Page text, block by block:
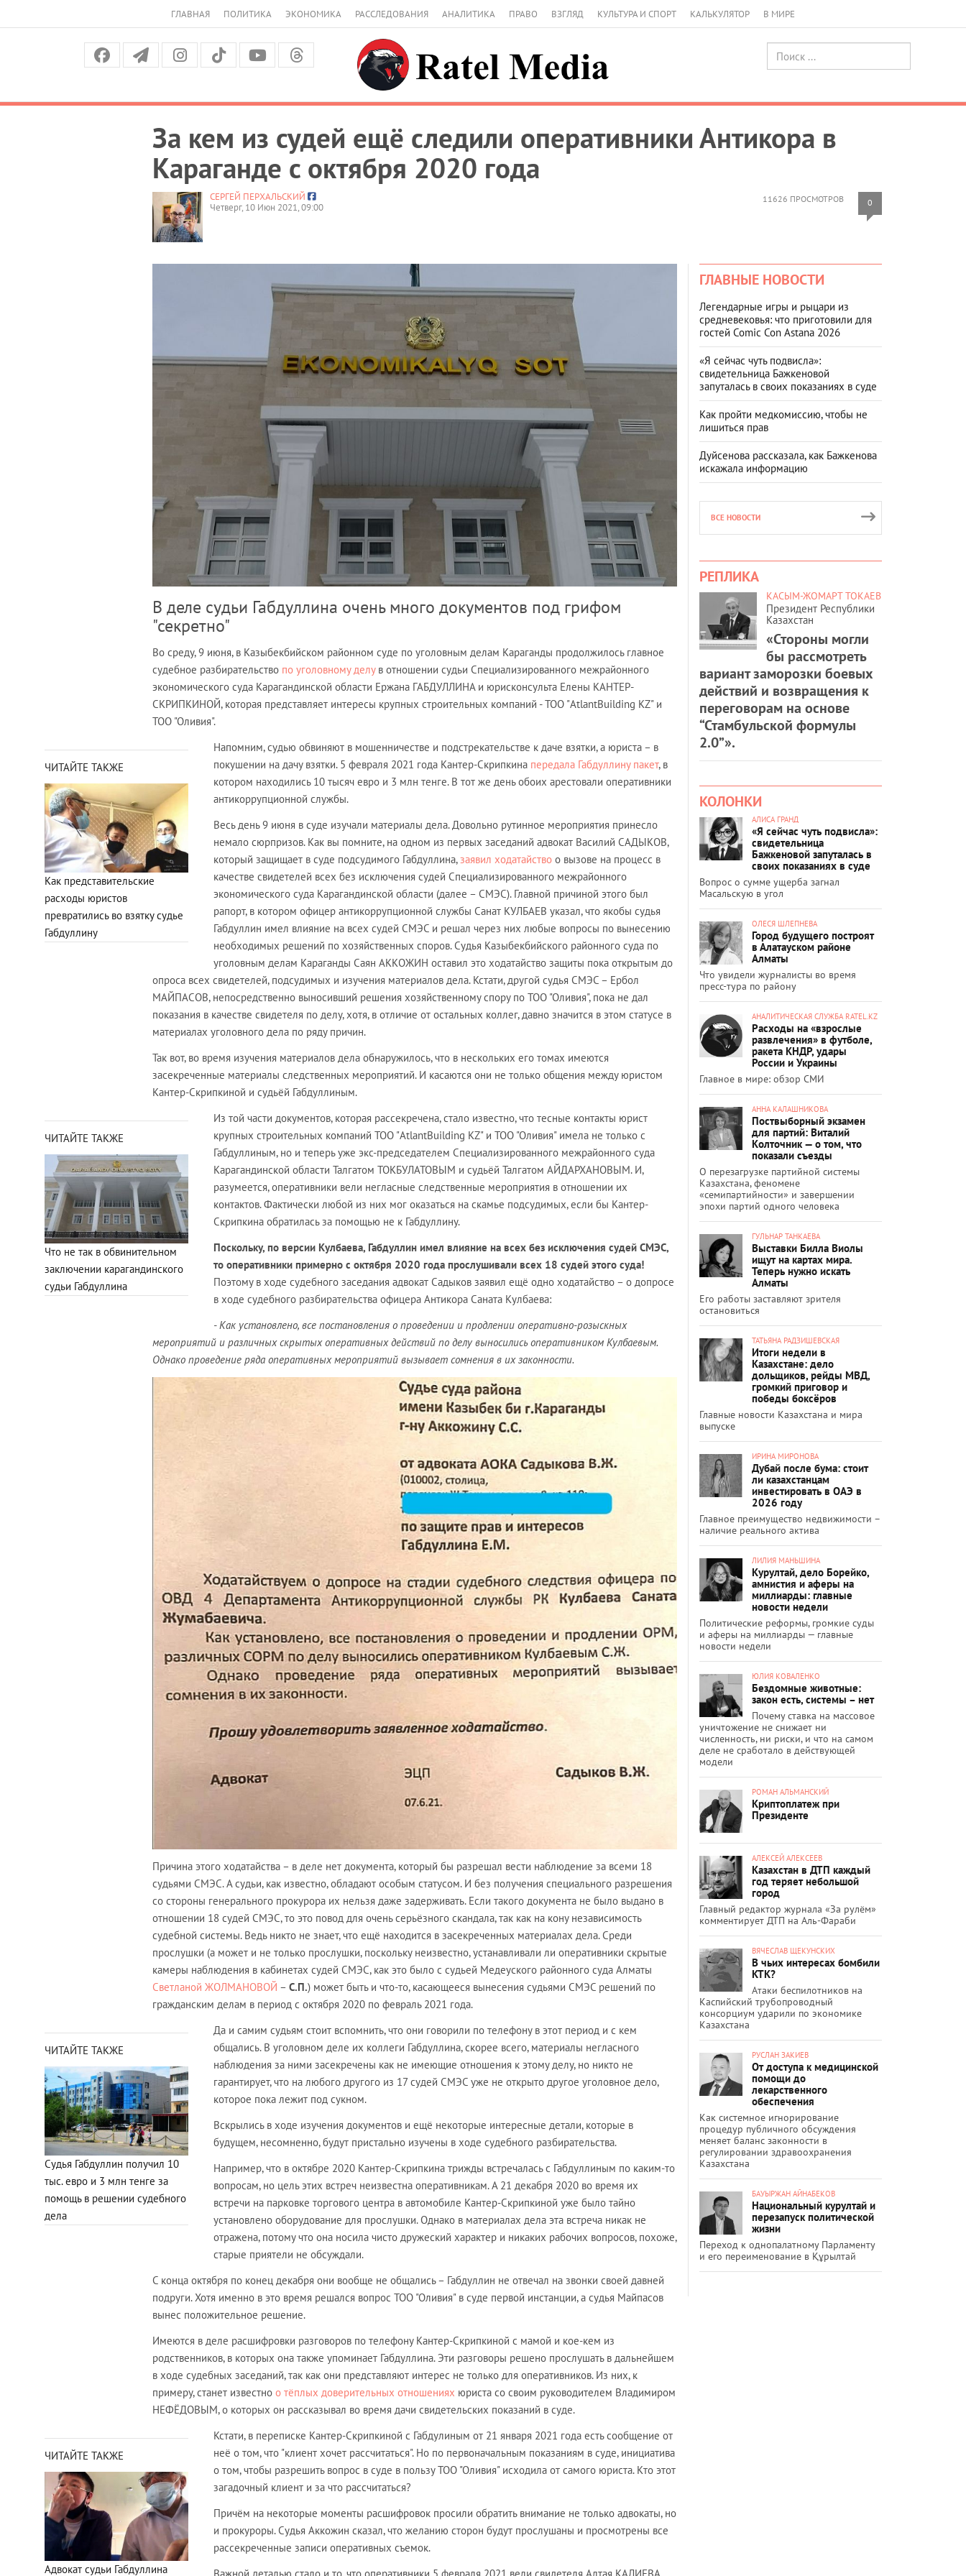
ГЛАВНАЯ ПОЛИТИКА ЭКОНОМИКА РАССЛЕДОВАНИЯ АНАЛИТИКА ПРАВО ВЗГЛЯД КУЛЬТУРА И СПОРТ КАЛЬКУЛЯТОР В МИРЕ
За кем из судей ещё следили оперативники Антикора в
Караганде с октября 2020 года
11626 ПРОСМОТРОВ 0
СЕРГЕЙ ПЕРХАЛЬСКИЙ
Четверг, 10 Июн 2021, 09:00
В деле судьи Габдуллина очень много документов под грифом
"секретно"
Во среду, 9 июня, в Казыбекбийском районном суде по уголовным делам Караганды продолжилось главное
судебное разбирательство по уголовному делув отношении судьи Специализированного межрайонного
экономического суда Карагандинской области Ержана ГАБДУЛЛИНА и юрисконсульта Елены КАНТЕР-
СКРИПКИНОЙ, которая представляет интересы крупных строительных компаний - ТОО "AtlantBuilding KZ" и
ТОО "Оливия".
ЧИТАЙТЕ ТАКЖЕ
Как представительские
расходы юристов
превратились во взятку судье
Габдуллину
Напомним, судью обвиняют в мошенничестве и подстрекательстве к даче взятки, а юриста – в
покушении на дачу взятки. 5 февраля 2021 года Кантер-Скрипкина передала Габдуллину пакет, в
котором находились 10 тысяч евро и 3 млн тенге. В тот же день обоих арестовали оперативники
антикоррупционной службы.
Весь день 9 июня в суде изучали материалы дела. Довольно рутинное мероприятия принесло
немало сюрпризов. Как вы помните, на одном из первых заседаний адвокат Василий САДЫКОВ,
который защищает в суде подсудимого Габдуллина,заявил ходатайство о вызове на процесс в
качестве свидетелей всех без исключения судей Специализированного межрайонного
экономического суда Карагандинской области (далее – СМЭС). Главной причиной этого был
рапорт, в котором офицер антикоррупционной службы Санат КУЛБАЕВ указал, что якобы судья
Габдуллин имел влияние на всех судей СМЭС и решал через них любые вопросы по вынесению
необходимых решений по хозяйственных споров. Судья Казыбекбийского районного суда по
уголовным делам Караганды Саян АККОЖИН оставил это ходатайство защиты пока открытым до
опроса всех свидетелей, подсудимых и изучения материалов дела. Кстати, другой судья СМЭС – Ербол
МАЙПАСОВ, непосредственно выносивший решения хозяйственному спору по ТОО "Оливия", пока не дал
показания в качестве свидетеля по делу, хотя, в отличие от остальных коллег, давно значится в этом статусе в
материалах уголовного дела по ряду причин.
Так вот, во время изучения материалов дела обнаружилось, что в нескольких его томах имеются
засекреченные материалы следственных мероприятий. И касаются они не только общения между юристом
Кантер-Скрипкиной и судьёй Габдуллиным.
ЧИТАЙТЕ ТАКЖЕ
Что не так в обвинительном
заключении карагандинского
судьи Габдуллина
Из той части документов, которая рассекречена, стало известно, что тесные контакты юрист
крупных строительных компаний ТОО "AtlantBuilding KZ" и ТОО "Оливия" имела не только с
Габдуллиным, но и теперь уже экс-председателем Специализированного межрайонного суда
Карагандинской области Талгатом ТОКБУЛАТОВЫМ и судьёй Талгатом АЙДАРХАНОВЫМ. И,
разумеется, оперативники вели негласные следственные мероприятия в отношении их
контактов. Фактически любой из них мог оказаться на скамье подсудимых, если бы Кантер-
Скрипкина обратилась за помощью не к Габдуллину.
Поскольку, по версии Кулбаева, Габдуллин имел влияние на всех без исключения судей СМЭС,
то оперативники примерно с октября 2020 года прослушивали всех 18 судей этого суда!
Поэтому в ходе судебного заседания адвокат Садыков заявил ещё одно ходатайство – о допросе
в ходе судебного разбирательства офицера Антикора Саната Кулбаева:
- Как установлено, все постановления о проведении и продлении оперативно-розыскных
мероприятий и различных скрытых оперативных действий по делу выносились оперативником Кулбаевым.
Однако проведение ряда оперативных мероприятий вызывает сомнения в их законности.
Причина этого ходатайства – в деле нет документа, который бы разрешал вести наблюдение за всеми 18
судьями СМЭС. А судьи, как известно, обладают особым статусом. И без получения специального разрешения
со стороны генерального прокурора их нельзя даже задерживать. Если такого документа не было выдано в
отношении 18 судей СМЭС, то это повод для очень серьёзного скандала, так как на кону независимость
судебной системы. Ведь никто не знает, что ещё находится в засекреченных материалах дела. Среди
прослушки (а может и не только прослушки, поскольку неизвестно, устанавливали ли оперативники скрытые
камеры наблюдения в кабинетах судей СМЭС, как это было с судьей Медеуского районного суда Алматы
Светланой ЖОЛМАНОВОЙ – С.П.) может быть и что-то, касающееся вынесения судьями СМЭС решений по
гражданским делам в период с октября 2020 по февраль 2021 года.
ЧИТАЙТЕ ТАКЖЕ
Судья Габдуллин получил 10
тыс. евро и 3 млн тенге за
помощь в решении судебного
дела
Да и самим судьям стоит вспомнить, что они говорили по телефону в этот период и с кем
общались. В уголовном деле их коллеги Габдуллина, скорее всего, материалы негласного
наблюдения за ними засекречены как не имеющие отношения к этому делу, но никто не
гарантирует, что на любого другого из 17 судей СМЭС уже не открыто другое уголовное дело,
которое пока лежит под сукном.
Вскрылись в ходе изучения документов и ещё некоторые интересные детали, которые в
будущем, несомненно, будут пристально изучены в ходе судебного разбирательства.
Например, что в октябре 2020 Кантер-Скрипкина трижды встречалась с Габдуллиным по каким-то
вопросам, но цель этих встреч неизвестна оперативникам. А 21 декабря 2020 во время их
встречи на парковке торгового центра в автомобиле Кантер-Скрипкиной уже было тайно
установлено оборудование для прослушки. Однако в материалах дела эта встреча никак не
отражена, потому что она носила чисто дружеский характер и никаких рабочих вопросов, похоже,
старые приятели не обсуждали.
С конца октября по конец декабря они вообще не общались – Габдуллин не отвечал на звонки своей давней
подруги. Хотя именно в это время решался вопрос ТОО "Оливия" в суде первой инстанции, а судья Майпасов
вынес положительное решение.
Имеются в деле расшифровки разговоров по телефону Кантер-Скрипкиной с мамой и кое-кем из
родственников, в которых она также упоминает Габдуллина. Эти разговоры решено прослушать в дальнейшем
в ходе судебных заседаний, так как они представляют интерес не только для оперативников. Из них, к
примеру, станет известно о тёплых доверительных отношениях юриста со своим руководителем Владимиром
НЕФЁДОВЫМ, о которых он рассказывал во время дачи свидетельских показаний в суде.
ЧИТАЙТЕ ТАКЖЕ
Адвокат судьи Габдуллина
Кстати, в переписке Кантер-Скрипкиной с Габдулиным от 21 января 2021 года есть сообщение от
неё о том, что "клиент хочет рассчитаться". Но по первоначальным показаниям в суде, инициатива
о том, чтобы разрешить вопрос в суде в пользу ТОО "Оливия" исходила от самого юриста. Кто этот
загадочный клиент и за что рассчитаться?
Причём на некоторые моменты расшифровок просили обратить внимание не только адвокаты, но
и прокуроры. Судья Аккожин сказал, что желанию сторон будут прослушаны и просмотрены все
рассекреченные записи оперативных съемок.
ГЛАВНЫЕ НОВОСТИ
Легендарные игры и рыцари из
средневековья: что приготовили для
гостей Comic Con Astana 2026
«Я сейчас чуть подвисла»:
свидетельница Бажкеновой
запуталась в своих показаниях в суде
Как пройти медкомиссию, чтобы не
лишиться прав
Дуйсенова рассказала, как Бажкенова
искажала информацию
ВСЕ НОВОСТИ
РЕПЛИКА
КАСЫМ-ЖОМАРТ ТОКАЕВ
Президент Республики
Казахстан
«Стороны могли
бы рассмотреть
вариант заморозки боевых
действий и возвращения к
переговорам на основе
“Стамбульской формулы
2.0”».
КОЛОНКИ
АЛИСА ГРАНД
«Я сейчас чуть подвисла»:
свидетельница
Бажкеновой запуталась в
своих показаниях в суде
Вопрос о сумме ущерба загнал
Масальскую в угол
ОЛЕСЯ ШЛЕПНЕВА
Город будущего построят
в Алатауском районе
Алматы
Что увидели журналисты во время
пресс-тура по району
АНАЛИТИЧЕСКАЯ СЛУЖБА RATEL.KZ
Расходы на «взрослые
развлечения» в футболе,
ракета КНДР, удары
России и Украины
Главное в мире: обзор СМИ
АННА КАЛАШНИКОВА
Поствыборный экзамен
для партий: Виталий
Колточник — о том, что
показали съезды
О перезагрузке партийной системы
Казахстана, феномене
«семипартийности» и завершении
эпохи партий одного человека
ГУЛЬНАР ТАНКАЕВА
Выставки Билла Виолы
ищут на картах мира.
Теперь нужно искать
Алматы
Его работы заставляют зрителя
остановиться
ТАТЬЯНА РАДЗИШЕВСКАЯ
Итоги недели в
Казахстане: дело
дольщиков, рейды МВД,
громкий приговор и
победы боксёров
Главные новости Казахстана и мира
выпуске
ИРИНА МИРОНОВА
Дубай после бума: стоит
ли казахстанцам
инвестировать в ОАЭ в
2026 году
Главное преимущество недвижимости –
наличие реального актива
ЛИЛИЯ МАНЬШИНА
Курултай, дело Борейко,
амнистия и аферы на
миллиарды: главные
новости недели
Политические реформы, громкие суды
и аферы на миллиарды — главные
новости недели
ЮЛИЯ КОВАЛЕНКО
Бездомные животные:
закон есть, системы – нет
Почему ставка на массовое
уничтожение не снижает ни
численность, ни риски, и что на самом
деле не сработало в действующей
модели
РОМАН АЛЬМАНСКИЙ
Криптоплатеж при
Президенте
АЛЕКСЕЙ АЛЕКСЕЕВ
Казахстан в ДТП каждый
год теряет небольшой
город
Главный редактор журнала «За рулём»
комментирует ДТП на Аль-Фараби
ВЯЧЕСЛАВ ЩЕКУНСКИХ
В чьих интересах бомбили
КТК?
Атаки беспилотников на
Каспийский трубопроводный
консорциум ударили по экономике
Казахстана
РУСЛАН ЗАКИЕВ
От доступа к медицинской
помощи до
лекарственного
обеспечения
Как системное игнорирование
процедур публичного обсуждения
меняет баланс законности в
регулировании здравоохранения
Казахстана
БАУЫРЖАН АЙНАБЕКОВ
Национальный курултай и
перезапуск политической
жизни
Переход к однопалатному Парламенту
и его переименование в Құрылтай